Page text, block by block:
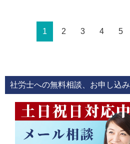
1 2 3 4 5
社労士への無料相談、お申し込み